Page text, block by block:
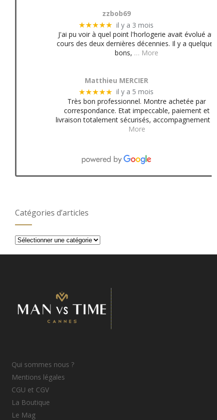
zzbob69
★★★★★ il y a 3 mois
J'ai pu voir à quel point l'horlogerie avait évolué au
cours des deux dernières décennies. Il y a quelques
bons, … More
Matthieu MERCIER
★★★★★ il y a 5 mois
Très bon professionnel. Montre achetée par
correspondance. Etat impeccable, paiement et
livraison totalement sécurisés, accompagnement
More
Catégories d’articles
Catégories
Qui sommes nous ?
Mentions légales
CGU et CGV
La Boutique
Le Mag